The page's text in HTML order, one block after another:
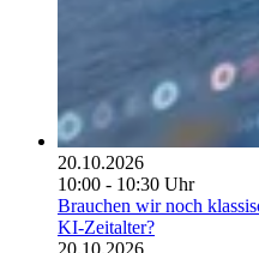
20.10.2026
10:00 - 10:30 Uhr
Brauchen wir noch
KI-Zeitalter?